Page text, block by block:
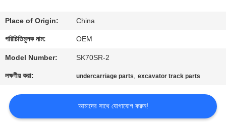
সাইট
ম্যাপ
গোপনীয়তা
নীতি
Place of Origin: China
পরিচিতিমুলক নাম: OEM
Model Number: SK70SR-2
লক্ষণীয় করা: undercarriage parts,excavator track parts
আমাদের সাথে যোগাযোগ করুন!